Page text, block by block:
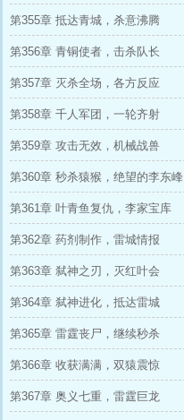
第355章 抵达青城，杀意沸腾
第356章 青铜使者，击杀队长
第357章 灭杀全场，各方反应
第358章 千人军团，一轮齐射
第359章 攻击无效，机械战兽
第360章 秒杀猿猴，绝望的李东峰
第361章 叶青鱼复仇，李家宝库
第362章 药剂制作，雷城情报
第363章 弑神之刃，灭红叶会
第364章 弑神进化，抵达雷城
第365章 雷霆丧尸，继续秒杀
第366章 收获满满，双猿震惊
第367章 奥义七重，雷霆巨龙